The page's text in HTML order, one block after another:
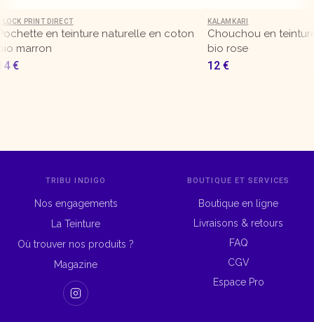
PRINT DIRECT
en teinture naturelle en coton
marron
€
KALAMKARI
Chouchou en
bio rose
12 €
TRIBU INDIGO
Nos engagements
La Teinture
Où trouver nos produits ?
Magazine
BOUTIQUE ET SERVICES
Boutique en ligne
Livraisons & retours
FAQ
CGV
Espace Pro